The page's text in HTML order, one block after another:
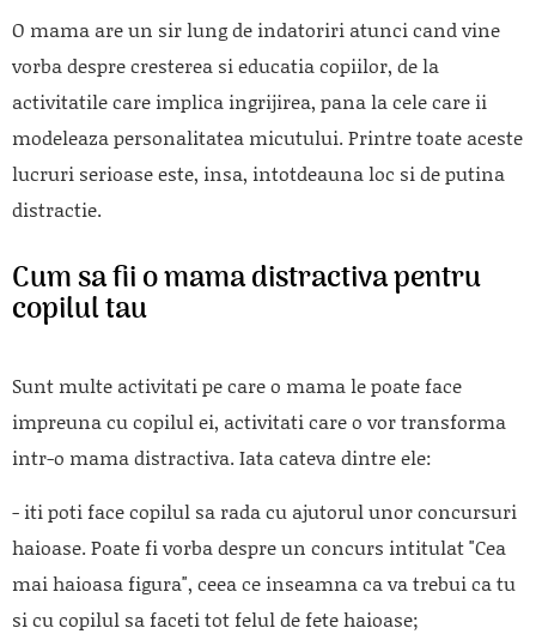
O mama are un sir lung de indatoriri atunci cand vine
vorba despre cresterea si educatia copiilor, de la
activitatile care implica ingrijirea, pana la cele care ii
modeleaza personalitatea micutului. Printre toate aceste
lucruri serioase este, insa, intotdeauna loc si de putina
distractie.
Cum sa fii o mama distractiva pentru
copilul tau
Sunt multe activitati pe care o mama le poate face
impreuna cu copilul ei, activitati care o vor transforma
intr-o mama distractiva. Iata cateva dintre ele:
- iti poti face copilul sa rada cu ajutorul unor concursuri
haioase. Poate fi vorba despre un concurs intitulat "Cea
mai haioasa figura", ceea ce inseamna ca va trebui ca tu
si cu copilul sa faceti tot felul de fete haioase;